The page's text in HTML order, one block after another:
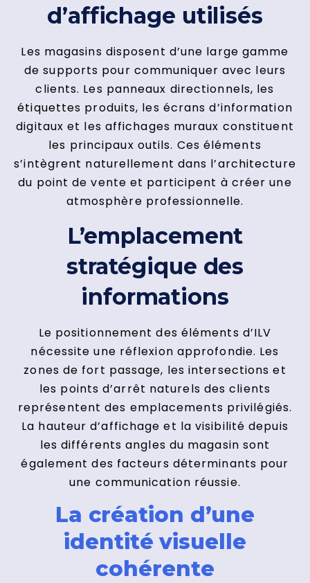
d’affichage utilisés
Les magasins disposent d’une large gamme
de supports pour communiquer avec leurs
clients. Les panneaux directionnels, les
étiquettes produits, les écrans d’information
digitaux et les affichages muraux constituent
les principaux outils. Ces éléments
s’intègrent naturellement dans l’architecture
du point de vente et participent à créer une
atmosphère professionnelle.
L’emplacement
stratégique des
informations
Le positionnement des éléments d’ILV
nécessite une réflexion approfondie. Les
zones de fort passage, les intersections et
les points d’arrêt naturels des clients
représentent des emplacements privilégiés.
La hauteur d’affichage et la visibilité depuis
les différents angles du magasin sont
également des facteurs déterminants pour
une communication réussie.
La création d’une
identité visuelle
cohérente